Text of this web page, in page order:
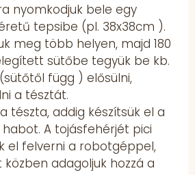
nyomkodjuk bele egy
tepsibe (pl. 38x38cm ).
meg több helyen, majd 180
sütőbe tegyük be kb.
függ ) elősülni,
a tésztát.
tészta, addig készítsük el a
A tojásfehérjét pici
el felverni a robotgéppel,
adagoljuk hozzá a